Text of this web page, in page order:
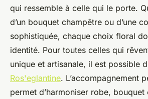
qui ressemble à celle qui le porte.
d’un bouquet champêtre ou d’une
sophistiquée, chaque choix floral
identité. Pour toutes celles qui
unique et artisanale, il est possible
Ros'eglantine. L’accompagnement
permet d’harmoniser robe, bouquet